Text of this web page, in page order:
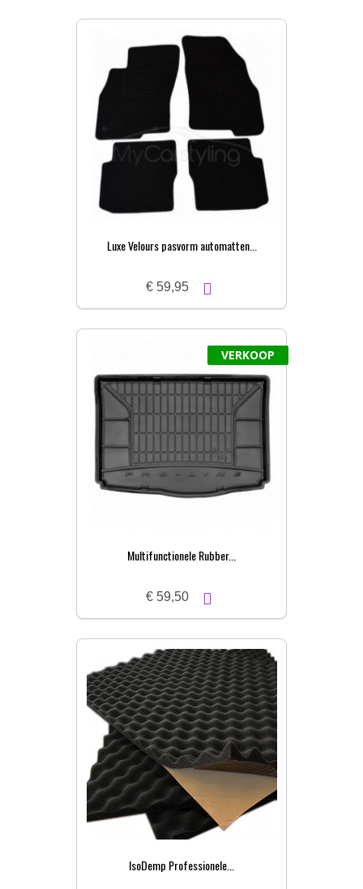
Luxe Velours pasvorm automatten...
€ 59,95
VERKOOP
Multifunctionele Rubber...
€ 59,50
IsoDemp Professionele...